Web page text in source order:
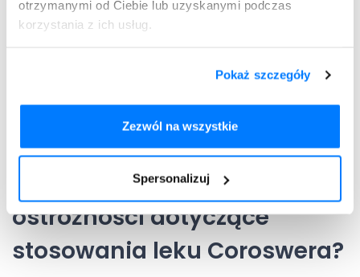
otrzymanymi od Ciebie lub uzyskanymi podczas
korzystania z ich usług.
Pokaż szczegóły
Zezwól na wszystkie
Spersonalizuj
Dodatkowe przeciwwskazania dla dawek 30 mg + 10 mg
oraz 40 mg + 10 mg:umiarkowane zaburzenia czynności
mięśniowe w przeszłości, regularne spożywanie dużych
Jakie są specjalne
ostrzeżenia i środki
ostrożności dotyczące
stosowania leku Coroswera?